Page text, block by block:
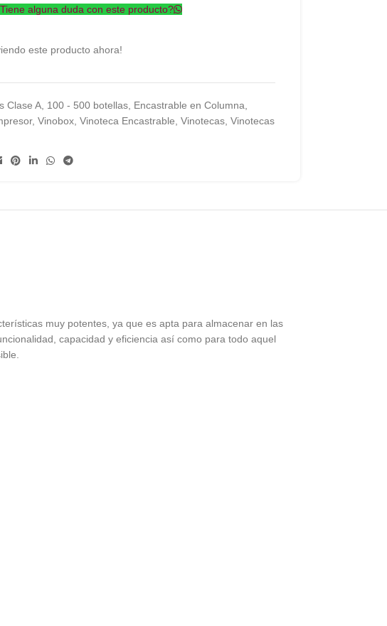
alguna duda con este producto?
este producto ahora!
Clase A, 100 - 500 botellas, Encastrable en Columna
, Vinobox, Vinoteca Encastrable Vinotecas, Vinotecas
muy potentes, ya que es apta para almacenar en las
capacidad y eficiencia así como para todo aquel